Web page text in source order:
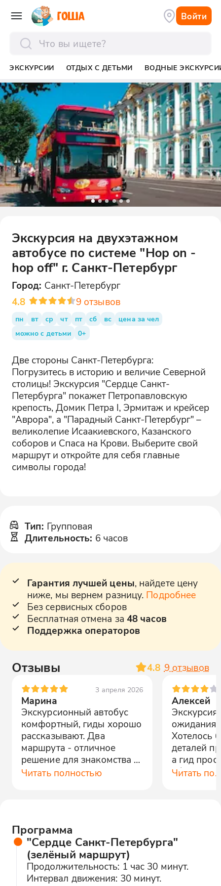
Войти
ЭКСКУРСИИ ОТДЫХ С ДЕТЬМИ ВОДНЫЕ
Экскурсия на двухэтажном
автобусе по системе "Hop on -
hop off" г. Санкт-Петербург
Город: Санкт-Петербург
4.8
9 отзывов
пн вт ср чт пт сб вс
цена за чел
можно с детьми
0+
Две стороны Санкт-Петербурга:
Погрузитесь в историю и величие Северной
столицы! Экскурсия "Сердце Санкт-
Петербурга" покажет Петропавловскую
крепость, Домик Петра I, Эрмитаж и крейсер
"Аврора", а "Парадный Санкт-Петербург" –
великолепие Исаакиевского, Казанского
соборов и Спаса на Крови. Выберите свой
маршрут и откройте для себя главные
символы города!
Тип: Групповая
Длительность: 6 часов
Гарантия лучшей цены, найдете цену
ниже, мы вернем разницу. Подробнее
Без сервисных сборов
Бесплатная отмена за 48 часов
Поддержка операторов
Отзывы 4.8 9 отзывов
3 апреля 2026
Марина
Экскурсионный автобус
комфортный, гиды хорошо
рассказывают. Два
маршрута - отличное
решение для знакомства с
городом.
Читать полностью
Алексей
Экскурсия
ожидания
Хотелось
деталей
а гид
объекты.
Читать
Программа
"Сердце Санкт-Петербурга"
(зелёный маршрут)
Продолжительность: 1 час 30 минут.
Интервал движения: 30 минут.